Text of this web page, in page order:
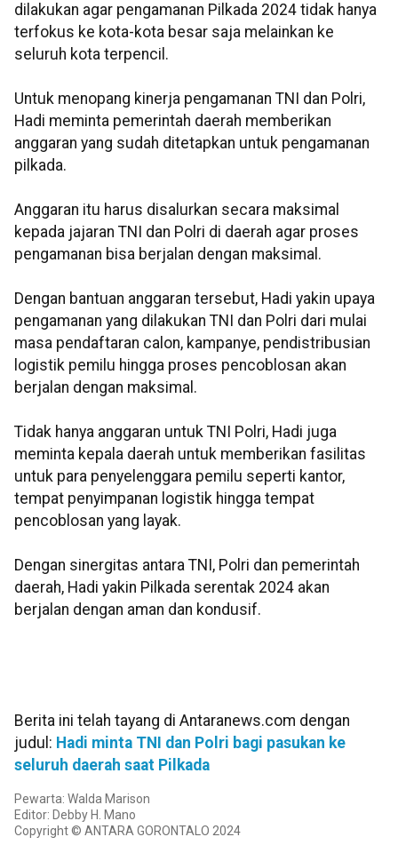
dilakukan agar pengamanan Pilkada 2024 tidak hanya
terfokus ke kota-kota besar saja melainkan ke
seluruh kota terpencil.
Untuk menopang kinerja pengamanan TNI dan Polri,
Hadi meminta pemerintah daerah memberikan
anggaran yang sudah ditetapkan untuk pengamanan
pilkada.
Anggaran itu harus disalurkan secara maksimal
kepada jajaran TNI dan Polri di daerah agar proses
pengamanan bisa berjalan dengan maksimal.
Dengan bantuan anggaran tersebut, Hadi yakin upaya
pengamanan yang dilakukan TNI dan Polri dari mulai
masa pendaftaran calon, kampanye, pendistribusian
logistik pemilu hingga proses pencoblosan akan
berjalan dengan maksimal.
Tidak hanya anggaran untuk TNI Polri, Hadi juga
meminta kepala daerah untuk memberikan fasilitas
untuk para penyelenggara pemilu seperti kantor,
tempat penyimpanan logistik hingga tempat
pencoblosan yang layak.
Dengan sinergitas antara TNI, Polri dan pemerintah
daerah, Hadi yakin Pilkada serentak 2024 akan
berjalan dengan aman dan kondusif.
Berita ini telah tayang di Antaranews.com dengan
judul: Hadi minta TNI dan Polri bagi pasukan ke
seluruh daerah saat Pilkada
Pewarta: Walda Marison
Editor: Debby H. Mano
Copyright © ANTARA GORONTALO 2024